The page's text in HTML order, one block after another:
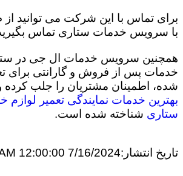
برای تماس با این شرکت می توانید از
با سرویس خدمات ستاری تماس
همچنین سرویس خدمات ال جی در
خدمات پس از فروش و گارانتی برای
شده، اطمینان مشتریان را جلب کرده
بهترین خدمات نمایندگی تعمیر لوازم
ستاری شناخته شده است.
تاریخ انتشار:7/16/2024 12:00:00 AM